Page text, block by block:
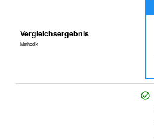
Vergleichsergebnis
Methodik